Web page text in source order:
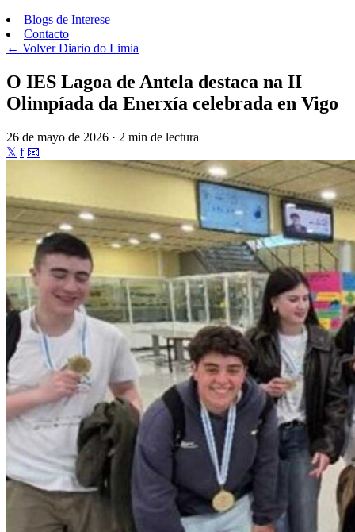
Blogs de Interese
Contacto
← VolverDiario do Limia
O IES Lagoa de Antela destaca na II
Olimpíada da Enerxía celebrada en Vigo
26 de mayo de 2026 · 2 min de lectura
𝕏 f 📧